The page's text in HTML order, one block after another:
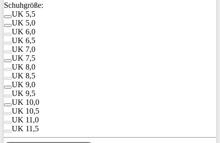
Schuhgröße:
UK 5,5
UK 5,0
UK 6,0
UK 6,5
UK 7,0
UK 7,5
UK 8,0
UK 8,5
UK 9,0
UK 9,5
UK 10,0
UK 10,5
UK 11,0
UK 11,5